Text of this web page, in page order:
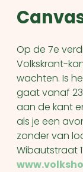
Op de 7e
Volkskrant-
wachten. Is
gaat vanaf
aan de kant
als je een
zonder van
Wibautstraat